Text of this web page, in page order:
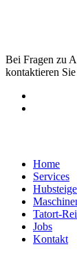
Bei Fragen zu
kontaktieren
Home
Services
Tatort-
Jobs
Kontakt